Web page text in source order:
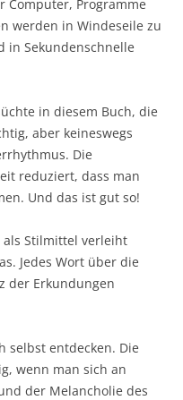
Computer, Programme
werden in Windeseile zu
in Sekundenschnelle
in diesem Buch, die
aber keineswegs
Die
reduziert, dass man
Und das ist gut so!
als Stilmittel verleiht
Jedes Wort über die
der Erkundungen
selbst entdecken. Die
wenn man sich an
der Melancholie des